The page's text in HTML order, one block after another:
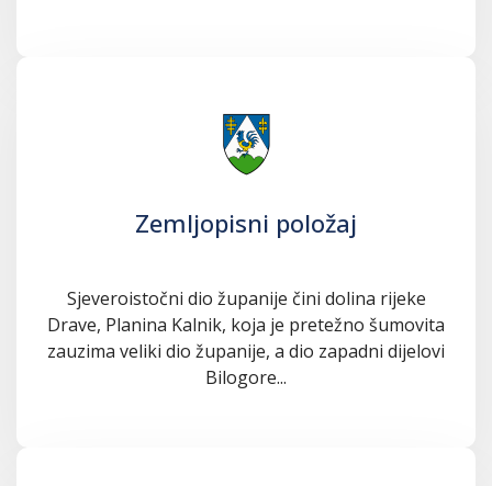
Zemljopisni položaj
Sjeveroistočni dio županije čini dolina rijeke
Drave, Planina Kalnik, koja je pretežno šumovita
zauzima veliki dio županije, a dio zapadni dijelovi
Bilogore...